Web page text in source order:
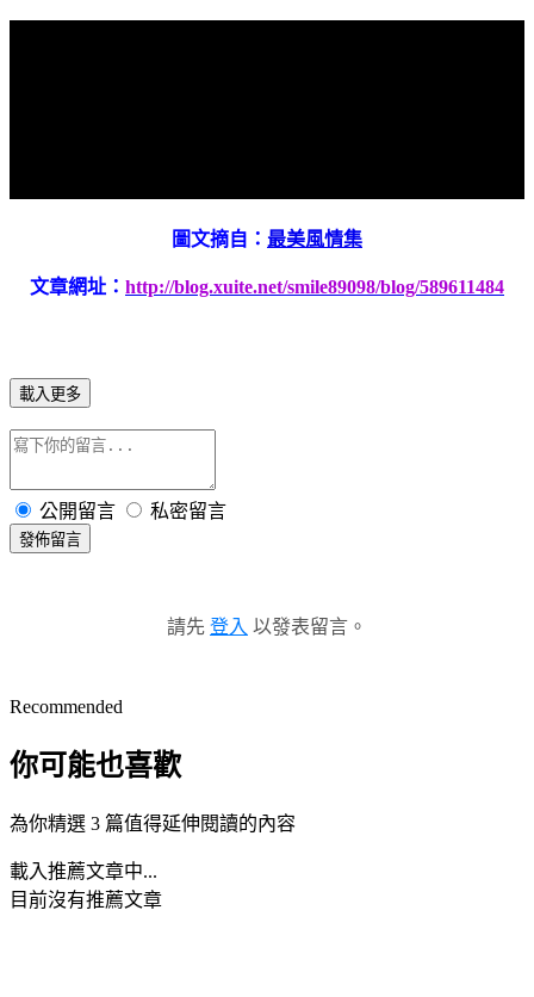
圖文摘自： 最美風情集
文章網址： http://blog.xuite.net/smile89098/blog/589611484
載入更多
公開留言 私密留言
發佈留言
請先 登入 以發表留言。
Recommended
你可能也喜歡
為你精選 3 篇值得延伸閱讀的內容
載入推薦文章中...
目前沒有推薦文章